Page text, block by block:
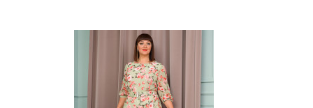
Наклейки Варіант з %